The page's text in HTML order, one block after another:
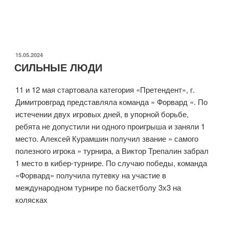
ОПУБЛИКОВАНО
15.05.2024
СИЛЬНЫЕ ЛЮДИ
11 и 12 мая стартовала категория «Претендент», г.
Димитровград представляла команда » Форвард «. По
истечении двух игровых дней, в упорной борьбе,
ребята не допустили ни одного проигрыша и заняли 1
место. Алексей Курамшин получил звание » самого
полезного игрока » турнира, а Виктор Трепалин забрал
1 место в кибер-турнире. По случаю победы, команда
«Форвард» получила путевку на участие в
международном турнире по баскетболу 3х3 на
колясках